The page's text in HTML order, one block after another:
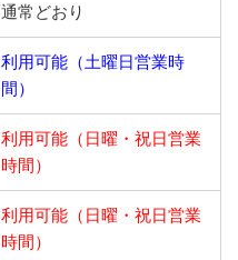
通常どおり
利用可能（土曜日営業時
間）
利用可能（日曜・祝日営業
時間）
利用可能（日曜・祝日営業
時間）